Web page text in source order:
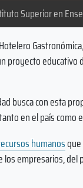
Superior en
proyecto
busca con esta
en el país
humanos
empresarios,